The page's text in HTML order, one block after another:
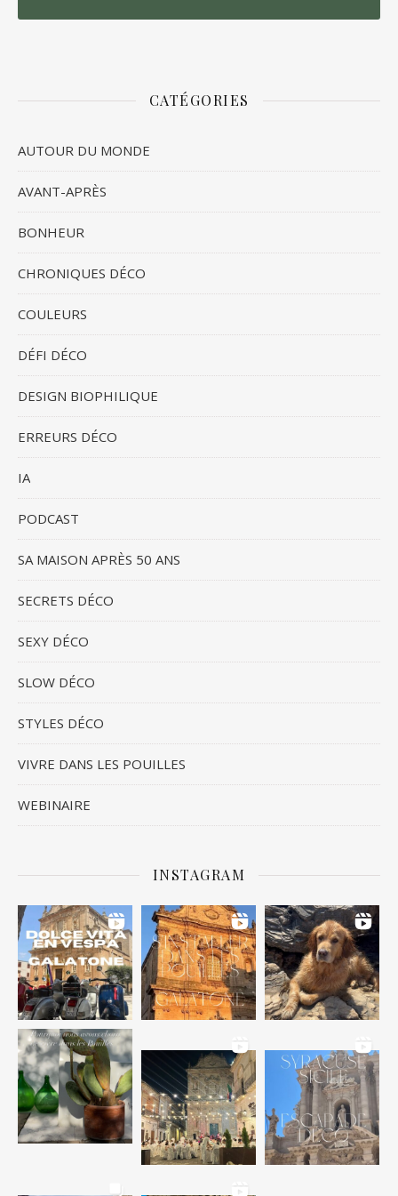
CATÉGORIES
AUTOUR DU MONDE
AVANT-APRÈS
BONHEUR
CHRONIQUES DÉCO
COULEURS
DÉFI DÉCO
DESIGN BIOPHILIQUE
ERREURS DÉCO
IA
PODCAST
SA MAISON APRÈS 50 ANS
SECRETS DÉCO
SEXY DÉCO
SLOW DÉCO
STYLES DÉCO
VIVRE DANS LES POUILLES
WEBINAIRE
INSTAGRAM